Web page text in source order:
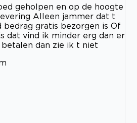
geholpen en op de hoogte
Alleen jammer dat t
bedrag gratis bezorgen is Of
dat vind ik minder erg dan er
dan zie ik t niet